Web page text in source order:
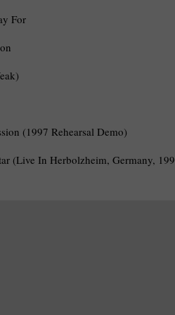
For
(1997 Rehearsal Demo)
(Live In Herbolzheim, Germany,